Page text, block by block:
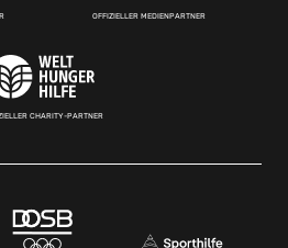
OFFIZIELLER MEDIENPARTNER
CHARITY-PARTNER